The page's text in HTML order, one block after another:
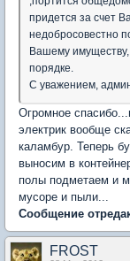
придется за счет
недобросовестно
Вашему
порядке.
С уважением,
Огромное
электрик вообще
каламбур. Теперь
выносим в
полы подметаем и
мусоре и пыли...
Сообщение
FROST